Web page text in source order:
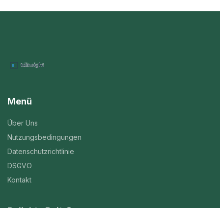
Menü
Über Uns
Nutzungsbedingungen
Datenschutzrichtlinie
DSGVO
Kontakt